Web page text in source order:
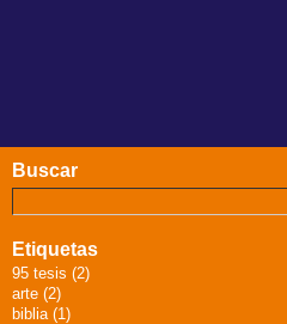
Buscar
Etiquetas
95 tesis (2)
arte (2)
biblia (1)